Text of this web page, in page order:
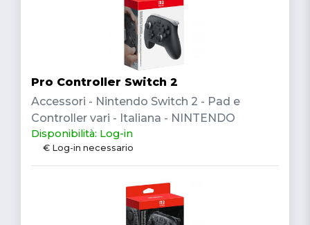
Pro Controller Switch 2
Accessori - Nintendo Switch 2 - Pad e
Controller vari - Italiana - NINTENDO
Disponibilità: Log-in
€ Log-in necessario